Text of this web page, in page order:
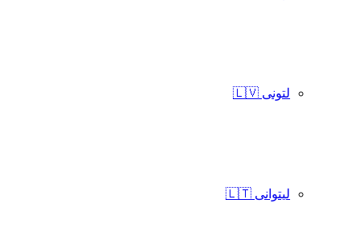
لتونی 🇱🇻
لیتوانی 🇱🇹